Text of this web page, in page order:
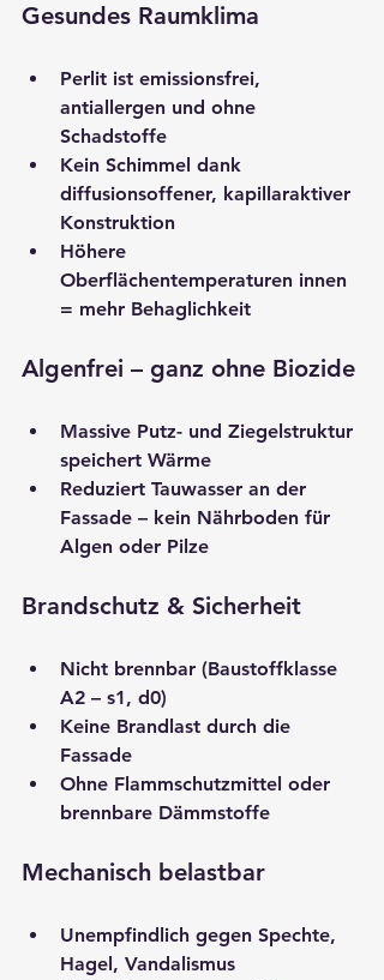
Gesundes Raumklima
Perlit ist emissionsfrei,
antiallergen und ohne
Schadstoffe
Kein Schimmel dank
diffusionsoffener, kapillaraktiver
Konstruktion
Höhere
Oberflächentemperaturen innen
= mehr Behaglichkeit
Algenfrei – ganz ohne Biozide
Massive Putz- und Ziegelstruktur
speichert Wärme
Reduziert Tauwasser an der
Fassade – kein Nährboden für
Algen oder Pilze
Brandschutz & Sicherheit
Nicht brennbar (Baustoffklasse
A2 – s1, d0)
Keine Brandlast durch die
Fassade
Ohne Flammschutzmittel oder
brennbare Dämmstoffe
Mechanisch belastbar
Unempfindlich gegen Spechte,
Hagel, Vandalismus